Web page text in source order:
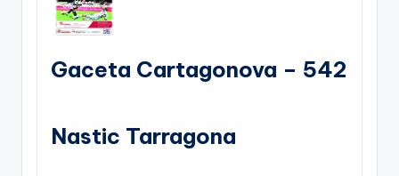
Gaceta Cartagonova – 542
Nastic Tarragona